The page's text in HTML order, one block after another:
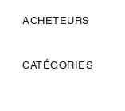
ACHETEURS
CATÉGORIES